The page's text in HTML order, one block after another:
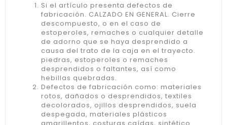
Si el artículo presenta defectos de
fabricación. CALZADO EN GENERAL. Cierre
descompuesto, o en el caso de
estoperoles, remaches o cualquier detalle
de adorno que se haya desprendido a
causa del trato de la caja en el trayecto.
piedras, estoperoles o remaches
desprendidos o faltantes, así como
hebillas quebradas.
Defectos de fabricación como: materiales
rotos, dañados o desprendidos, textiles
decolorados, ojillos desprendidos, suela
despegada, materiales plásticos